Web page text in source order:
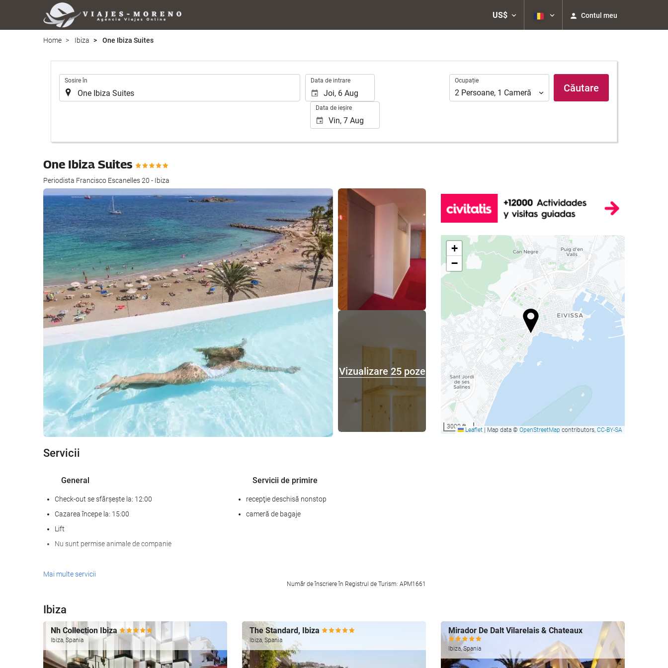
US$ Contul meu
Home Ibiza One Ibiza Suites
Sosire în Data de intrare
Data de ieșire
Ocupație
Ocupație
2 Persoane, 1 Cameră Căutare
One Ibiza Suites
Periodista Francisco Escanelles 20 - Ibiza
Vizualizare 25 poze
Vizualizare 25 poze
Servicii
General
Check-out se sfârșește la: 12:00
Cazarea începe la: 15:00
Lift
Nu sunt permise animale de companie
Servicii de primire
recepţie deschisă nonstop
cameră de bagaje
Mâncare și băuturi
Piscină
Piscină
Unități de afaceri
Centrul de afaceri
Mai multe servicii
Număr de înscriere în Registrul de Turism: APM1661
+
−
3000 ftLeaflet | Map data © OpenStreetMap contributors, CC-BY-SA
Ibiza
Nh Collection Ibiza
Ibiza, Spania
The Standard, Ibiza
Ibiza, Spania
Mirador De Dalt Vilarelais & Chateaux
Ibiza, Spania